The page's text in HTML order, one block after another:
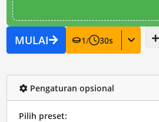
MULAI 1/ 30s
Pengaturan opsional
Pilih preset: